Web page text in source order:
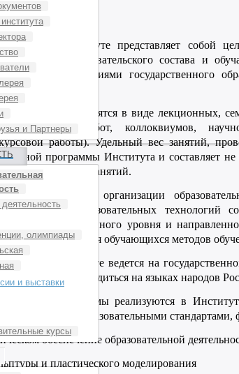
и Партнеры
олимпиады
и выставки
курсы
в институте представляет собой
преподавательского состава и
с требованиями государственного
Институте проводятся в виде лекционных,
работ, коллоквиумов,
работы). Удельный вес занятий,
программы Института и составляет
виды учебных занятий.
организации
образовательных технологий
определенного уровня и
жизни или здоровья обучающихся методов
в Институте ведется на
могут проводиться на языках народов
программы реализуются в
образовательными
обеспечение образовательной
и пластического моделирования